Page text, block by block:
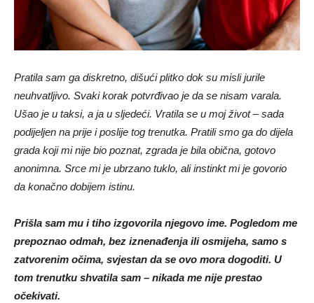
Pratila sam ga diskretno, dišući plitko dok su misli jurile
neuhvatljivo. Svaki korak potvrđivao je da se nisam varala.
Ušao je u taksi, a ja u sljedeći. Vratila se u moj život – sada
podijeljen na prije i poslije tog trenutka. Pratili smo ga do dijela
grada koji mi nije bio poznat, zgrada je bila obična, gotovo
anonimna. Srce mi je ubrzano tuklo, ali instinkt mi je govorio
da konačno dobijem istinu.
Prišla sam mu i tiho izgovorila njegovo ime. Pogledom me
prepoznao odmah, bez iznenađenja ili osmijeha, samo s
zatvorenim očima, svjestan da se ovo mora dogoditi. U
tom trenutku shvatila sam – nikada me nije prestao
očekivati.